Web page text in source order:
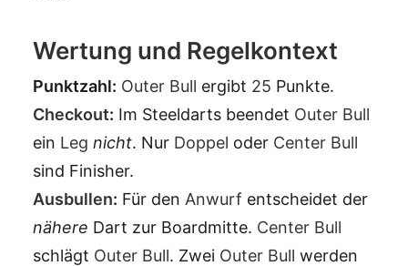
Wertung und Regelkontext
Punktzahl: Outer Bull ergibt 25 Punkte.
Checkout: Im Steeldarts beendet Outer Bull
ein Leg nicht. Nur Doppel oder Center Bull
sind Finisher.
Ausbullen: Für den Anwurf entscheidet der
nähere Dart zur Boardmitte. Center Bull
schlägt Outer Bull. Zwei Outer Bull werden